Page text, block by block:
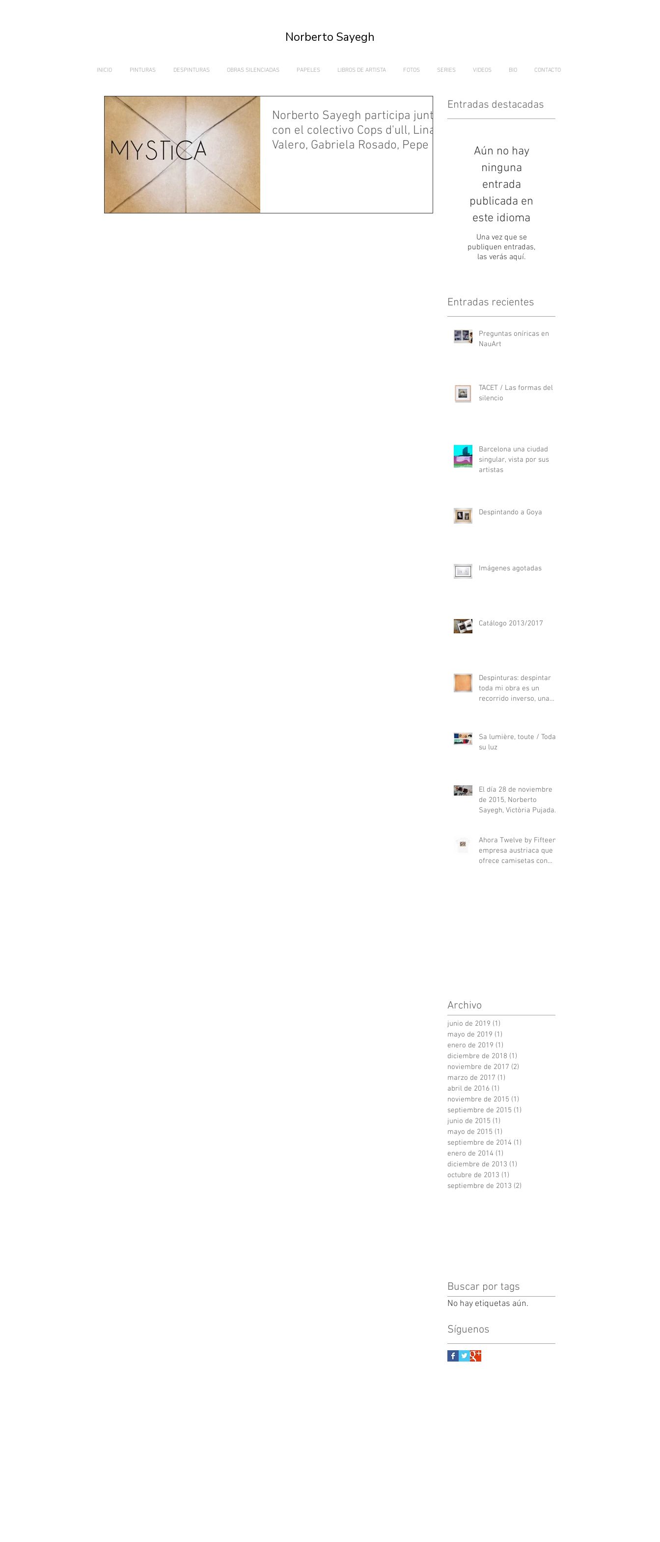
Norberto Sayegh
INICIO PINTURAS DESPINTURAS OBRAS SILENCIADAS PAPELES LIBROS DE ARTISTA FOTOS SERIES VIDEOS BIO CONTACTO
Norberto Sayegh participa junto
con el colectivo Cops d'ull, Lina
Valero, Gabriela Rosado, Pepe
Entradas destacadas
Aún no hay
ninguna
entrada
publicada en
este idioma
Una vez que se
publiquen entradas,
las verás aquí.
Entradas recientes
Preguntas oníricas en
NauArt
TACET / Las formas del
silencio
Barcelona una ciudad
singular, vista por sus
artistas
Despintando a Goya
Imágenes agotadas
Catálogo 2013/2017
Despinturas: despintar
toda mi obra es un
recorrido inverso, una
Sa lumière, toute / Toda
su luz
El día 28 de noviembre
de 2015, Norberto
Sayegh, Victòria Pujadas
Ahora Twelve by Fifteen,
empresa austriaca que
ofrece camisetas con
Archivo
junio de 2019 (1)
mayo de 2019 (1)
enero de 2019 (1)
diciembre de 2018 (1)
noviembre de 2017 (2)
marzo de 2017 (1)
abril de 2016 (1)
noviembre de 2015 (1)
septiembre de 2015 (1)
junio de 2015 (1)
mayo de 2015 (1)
septiembre de 2014 (1)
enero de 2014 (1)
diciembre de 2013 (1)
octubre de 2013 (1)
septiembre de 2013 (2)
Buscar por tags
No hay etiquetas aún.
Síguenos